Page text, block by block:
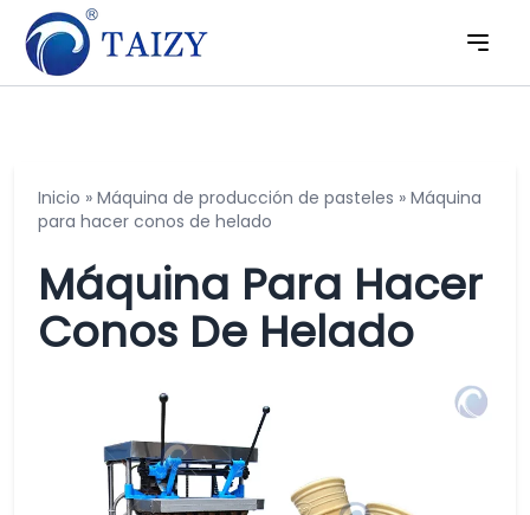
Inicio » Máquina de producción de pasteles » Máquina
para hacer conos de helado
Máquina Para Hacer
Conos De Helado